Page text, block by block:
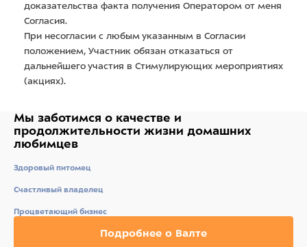
доказательства факта получения Оператором от меня
Согласия.
При несогласии с любым указанным в Согласии
положением, Участник обязан отказаться от
дальнейшего участия в Стимулирующих мероприятиях
(акциях).
Мы заботимся о качестве и
продолжительности жизни домашних
любимцев
Здоровый питомец
Счастливый владелец
Процветающий бизнес
Подробнее о Валте